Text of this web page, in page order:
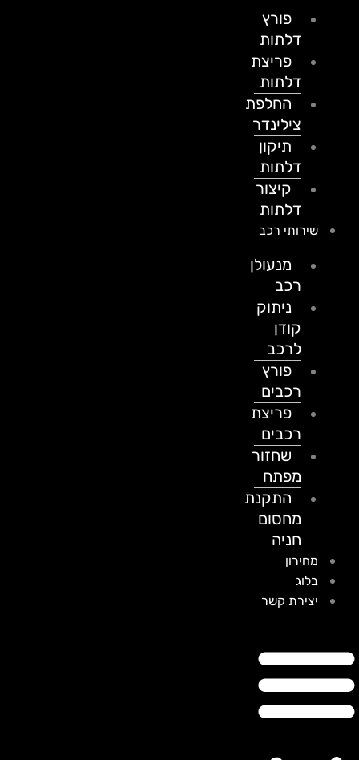
פורץ
דלתות
פריצת
דלתות
החלפת
צילינדר
תיקון
דלתות
קיצור
דלתות
שירותי רכב
מנעולן
ניתוק
לרכב
פורץ
רכבים
פריצת
רכבים
שחזור
מפתח
התקנת
מחסום
חניה
מחירון
בלוג
יצירת קשר